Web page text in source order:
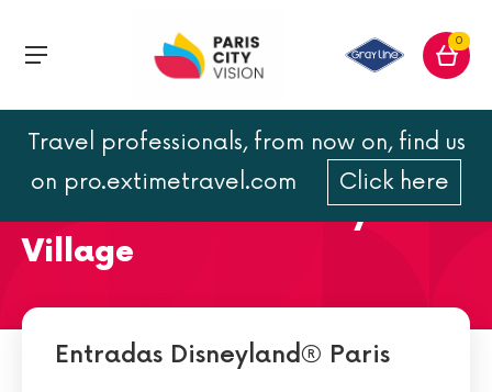
0
Travel professionals, from now on, find us
on pro.extimetravel.com
Click here
Encuentre el mejor
restaurante en Disney
Village
Entradas Disneyland® Paris